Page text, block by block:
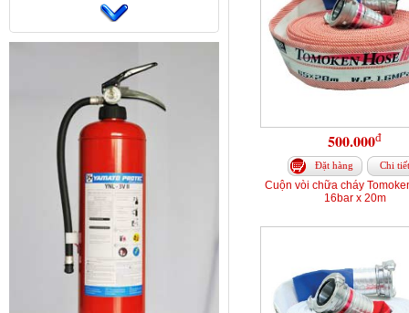
500.000đ
Đặt hàng Chi tiết
Cuộn vòi chữa cháy
16bar x 20m